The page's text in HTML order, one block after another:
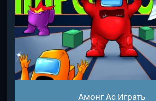
Амонг Ас Играть